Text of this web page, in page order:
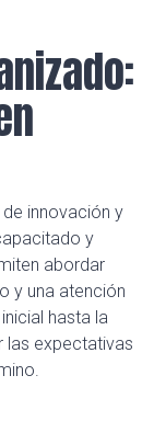
innovación y
y
abordar
y una atención
hasta la
las expectativas